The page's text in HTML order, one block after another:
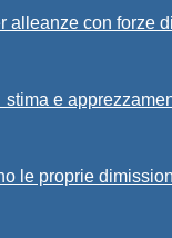
alleanze con forze
e
le proprie